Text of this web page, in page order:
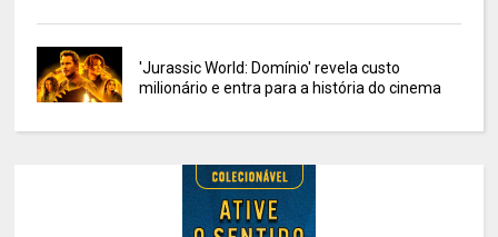
'Jurassic World: Domínio' revela custo
milionário e entra para a história do cinema